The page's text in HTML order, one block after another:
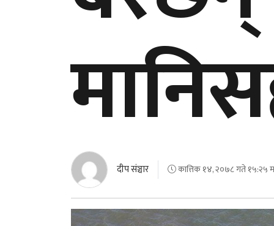
दीप संञ्चार कात्तिक १४, २०७८ गते १५:२५